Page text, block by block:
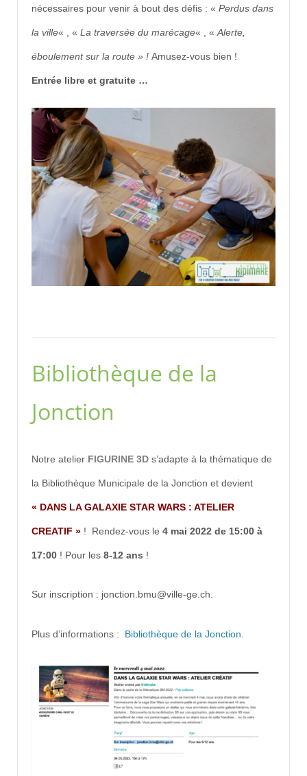
nécessaires pour venir à bout des défis : « Perdus dans
la ville« , « La traversée du marécage« , « Alerte,
éboulement sur la route » ! Amusez-vous bien !
Entrée libre et gratuite …
Bibliothèque de la
Jonction
Notre atelier FIGURINE 3D s’adapte à la thématique de
la Bibliothèque Municipale de la Jonction et devient
« DANS LA GALAXIE STAR WARS : ATELIER
CREATIF » ! Rendez-vous le 4 mai 2022 de 15:00 à
17:00 ! Pour les 8-12 ans !
Sur inscription : jonction.bmu@ville-ge.ch.
Plus d’informations : Bibliothèque de la Jonction